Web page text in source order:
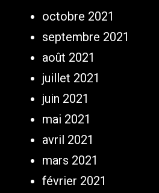
octobre 2021
septembre 2021
août 2021
juillet 2021
juin 2021
mai 2021
avril 2021
mars 2021
février 2021